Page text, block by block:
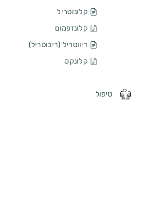
קלונוטריל
קלונזפמום
ריווטריל (ריבוטריל)
קלונקס
טיפול